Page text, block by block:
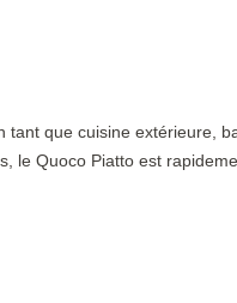
que cuisine extérieure,
Quoco Piatto est